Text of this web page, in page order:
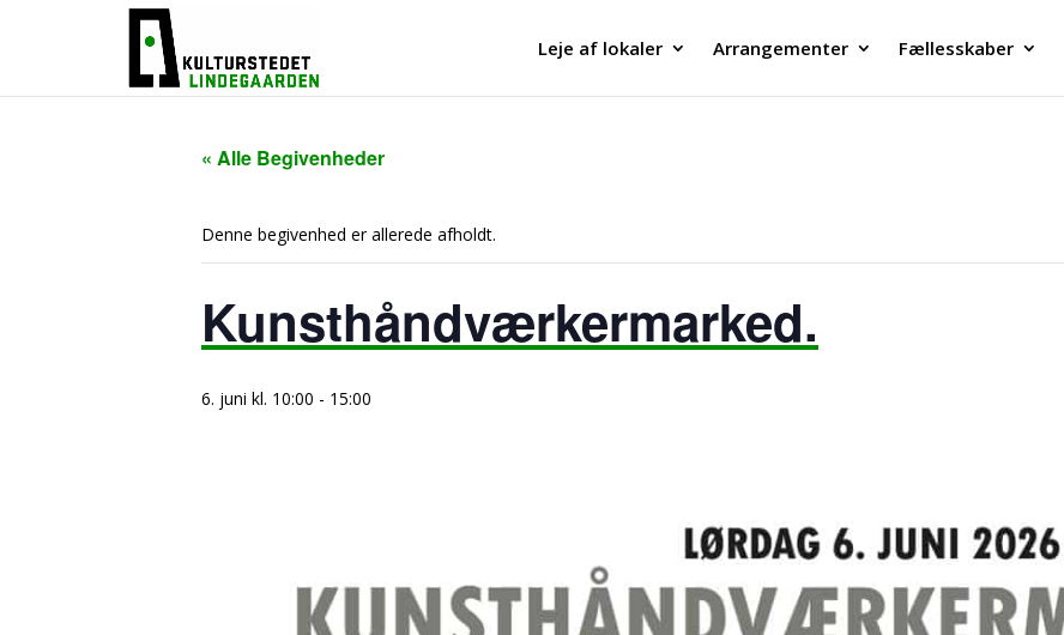
Leje af lokaler Arrangementer Fællesskaber
« Alle Begivenheder
Denne begivenhed er allerede afholdt.
Kunsthåndværkermarked.
6. juni kl. 10:00 - 15:00